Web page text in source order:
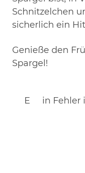
Schnitzelchen
sicherlich ein
Genieße den
Spargel!
Ein